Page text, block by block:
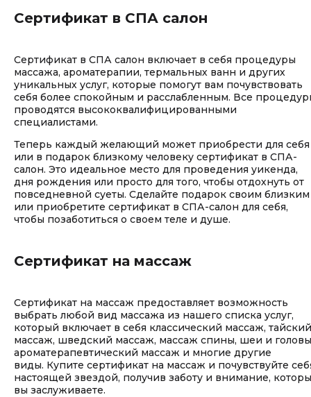
Сертификат в СПА салон
Сертификат в СПА салон включает в себя процедуры
массажа, ароматерапии, термальных ванн и других
уникальных услуг, которые помогут вам почувствовать
себя более спокойным и расслабленным. Все
проводятся высококвалифицированными
специалистами.
Теперь каждый желающий может приобрести для себя
или в подарок близкому человеку сертификат в СПА-
салон. Это идеальное место для проведения уикенда,
дня рождения или просто для того, чтобы отдохнуть от
повседневной суеты. Сделайте подарок своим близким
или приобретите сертификат в СПА-салон для себя,
чтобы позаботиться о своем теле и душе.
Сертификат на массаж
Сертификат на массаж предоставляет возможность
выбрать любой вид массажа из нашего списка услуг,
который включает в себя классический массаж, тайский
массаж, шведский массаж, массаж спины, шеи и
ароматерапевтический массаж и многие другие
виды. Купите сертификат на массаж и почувствуйте
настоящей звездой, получив заботу и внимание,
вы заслуживаете.